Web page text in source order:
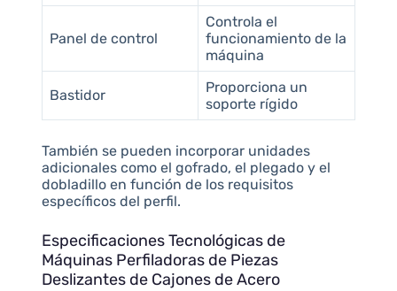
Panel de control
Controla el
funcionamiento de la
máquina
Bastidor
Proporciona un
soporte rígido
También se pueden incorporar unidades
adicionales como el gofrado, el plegado y el
dobladillo en función de los requisitos
específicos del perfil.
Especificaciones Tecnológicas de
Máquinas Perfiladoras de Piezas
Deslizantes de Cajones de Acero